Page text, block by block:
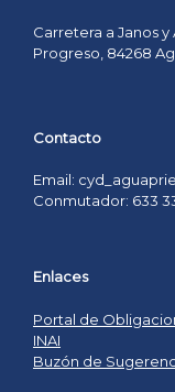
Carretera a Janos
Progreso, 84268
Contacto
Email:
Conmutador: 633
Enlaces
Portal de
INAI
Buzón de